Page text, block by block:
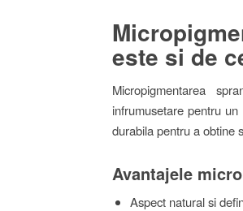
este si de
Micropigmentarea
infrumusetare pentru
durabila pentru a obtine
Avantajele
Aspect natural si